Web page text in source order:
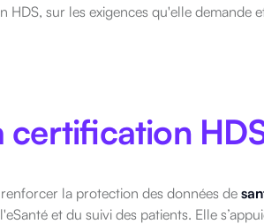
HDS, sur les exigences qu'elle demande
certification
la protection des données de
et du suivi des patients. Elle